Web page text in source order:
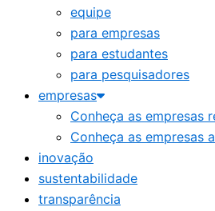
equipe
para empresas
para estudantes
para pesquisadores
empresas
Conheça as empresas
Conheça as empresas
inovação
sustentabilidade
transparência